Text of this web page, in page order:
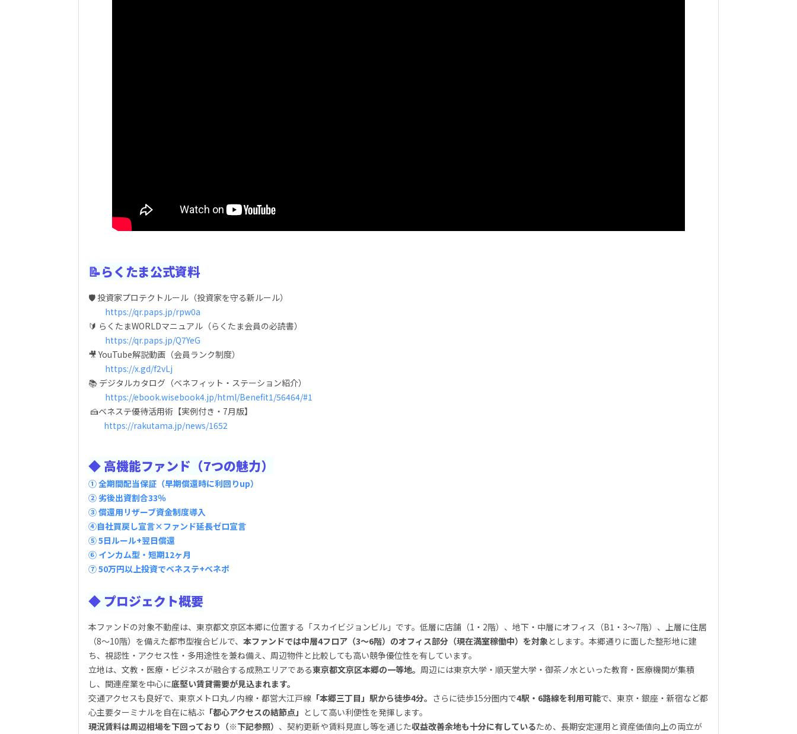
📝らくたま公式資料
🛡️ 投資家プロテクトルール（投資家を守る新ルール）
https://qr.paps.jp/rpw0a
🔰 らくたまWORLDマニュアル（らくたま会員の必読書）
https://qr.paps.jp/Q7YeG
🎥 YouTube解説動画（会員ランク制度）
https://x.gd/f2vLj
📚 デジタルカタログ（ベネフィット・ステーション紹介）
https://ebook.wisebook4.jp/html/Benefit1/56464/#1
🍰ベネステ優待活用術【実例付き・7月版】
https://rakutama.jp/news/1652
◆ 高機能ファンド（7つの魅力）
① 全期間配当保証（早期償還時に利回りup）
② 劣後出資割合33％
③ 償還用リザーブ資金制度導入
④自社買戻し宣言×ファンド延長ゼロ宣言
⑤ 5日ルール+翌日償還
⑥ インカム型・ 短期12ヶ月
⑦ 50万円以上投資でベネステ+ベネポ
◆ プロジェクト概要
本ファンドの対象不動産は、東京都文京区本郷に位置する「スカイビジョンビル」です。低層に店舗（1・2階）、地下・中層にオフィス（B1・3〜7階）、上層に住居
（8〜10階）を備えた都市型複合ビルで、 本ファンドでは中層4フロア（3〜6階）のオフィス部分（現在満室稼働中）を対象とします。本郷通りに面した整形地に建
ち、視認性・アクセス性・多用途性を兼ね備え、周辺物件と比較しても高い競争優位性を有しています。
立地は、文教・医療・ビジネスが融合する成熟エリアである東京都文京区本郷の一等地。 周辺には東京大学・順天堂大学・御茶ノ水といった教育・医療機関が集積
し、関連産業を中心に底堅い賃貸需要が見込まれます。
交通アクセスも良好で、東京メトロ丸ノ内線・都営大江戸線 「本郷三丁目」駅から徒歩4分。 さらに徒歩15分圏内で4駅・6路線を利用可能で、東京・銀座・新宿など都
心主要ターミナルを自在に結ぶ 「都心アクセスの結節点」 として高い利便性を発揮します。
現況賃料は周辺相場を下回っており（※下記参照） 、契約更新や賃料見直し等を通じた収益改善余地も十分に有しているため、長期安定運用と資産価値向上の両立が